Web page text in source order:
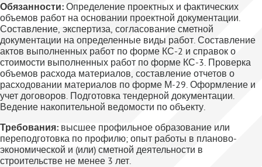
Обязанности: Определение проектных и фактических
объемов работ на основании проектной документации.
Составление, экспертиза, согласование сметной
документации на определенные виды работ. Составление
актов выполненных работ по форме КС-2 и справок о
стоимости выполненных работ по форме КС-3. Проверка
объемов расхода материалов, составление отчетов о
расходовании материалов по форме М-29. Оформление и
учет договоров. Подготовка тендерной документации.
Ведение накопительной ведомости по объекту.
Требования: высшее профильное образование или
переподготовка по профилю; опыт работы в планово-
экономической и (или) сметной деятельности в
строительстве не менее 3 лет.